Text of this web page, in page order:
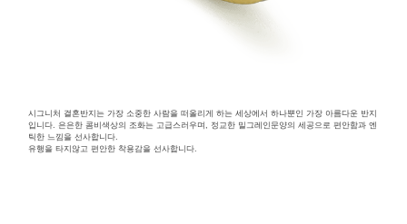
시그니처 결혼반지는 가장 소중한 사람을 떠올리게 하는 세상에서 하나뿐인 가장 아름다운 반지
입니다. 은은한 콤비색상의 조화는 고급스러우며, 정교한 밀그레인문양의 세공으로 편안함과 엔
틱한 느낌을 선사합니다.
유행을 타지않고 편안한 착용감을 선사합니다.